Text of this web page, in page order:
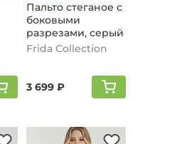
Пальто стеганое с
боковыми
разрезами, серый
Frida Collection
3 699 ₽